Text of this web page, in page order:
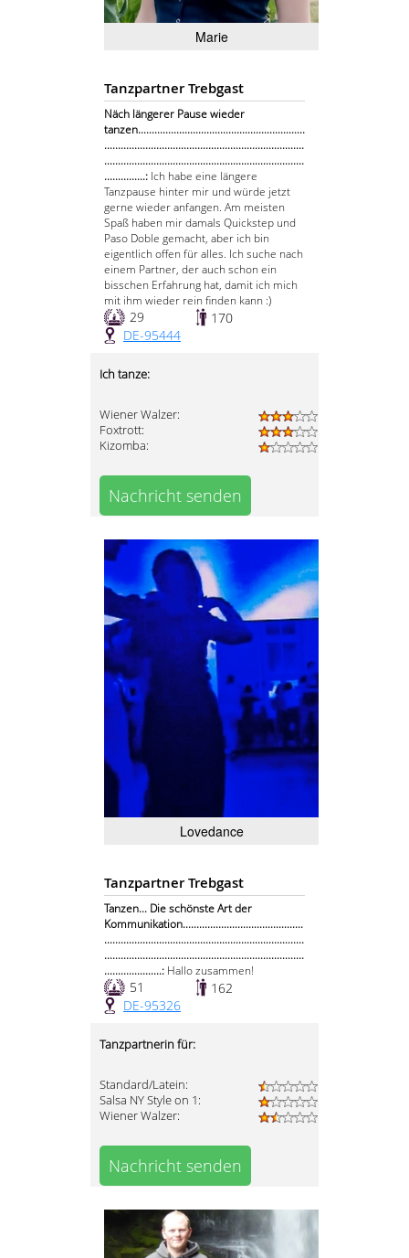
Marie
Tanzpartner Trebgast
Näch längerer Pause wieder
tanzen.............................................................
.........................................................................
.........................................................................
...............: Ich habe eine längere
Tanzpause hinter mir und würde jetzt
gerne wieder anfangen. Am meisten
Spaß haben mir damals Quickstep und
Paso Doble gemacht, aber ich bin
eigentlich offen für alles. Ich suche nach
einem Partner, der auch schon ein
bisschen Erfahrung hat, damit ich mich
mit ihm wieder rein finden kann :)
29
170
DE-95444
Ich tanze:
Wiener Walzer:
Foxtrott:
Kizomba:
Nachricht senden
Lovedance
Tanzpartner Trebgast
Tanzen... Die schönste Art der
Kommunikation............................................
.........................................................................
.........................................................................
.....................: Hallo zusammen!
51
162
DE-95326
Tanzpartnerin für:
Standard/Latein:
Salsa NY Style on 1:
Wiener Walzer:
Nachricht senden